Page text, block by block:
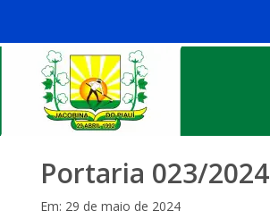
Portaria 023/2024
Em: 29 de maio de 2024